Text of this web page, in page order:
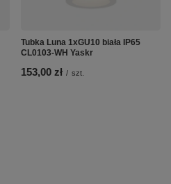
Tubka Luna 1xGU10 biała IP65
CL0103-WH Yaskr
153,00 zł / szt.